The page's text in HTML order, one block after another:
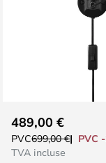
to
the
489,00 €
PVC699,00 €
PVC
TVA incluse